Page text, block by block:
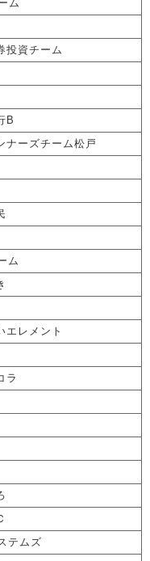
ム
投資チーム
B
ナーズチーム松戸
ム
エレメント
ラ
テムズ